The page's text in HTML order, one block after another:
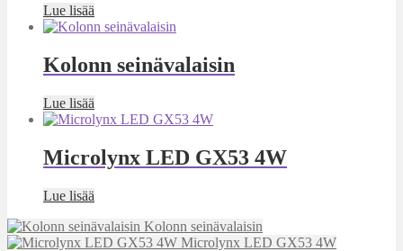
Lue lisää
Kolonn seinävalaisin
Lue lisää
Microlynx LED GX53 4W
Lue lisää
Kolonn seinävalaisin
Microlynx LED GX53 4W